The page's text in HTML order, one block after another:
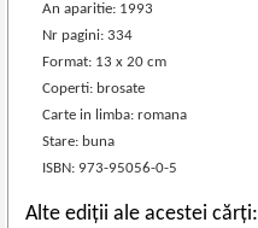
An aparitie: 1993
Nr pagini: 334
Format: 13 x 20 cm
Coperti: brosate
Carte in limba: romana
Stare: buna
ISBN: 973-95056-0-5
Alte ediții ale acestei cărți: